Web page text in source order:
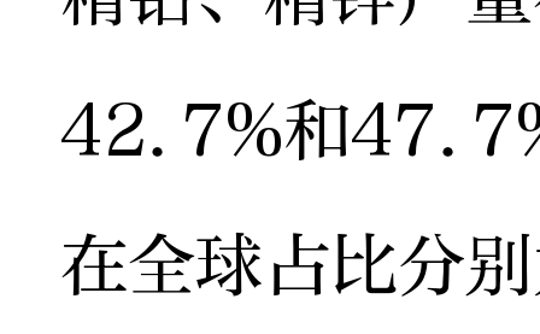
42.7%和
在全球占比分